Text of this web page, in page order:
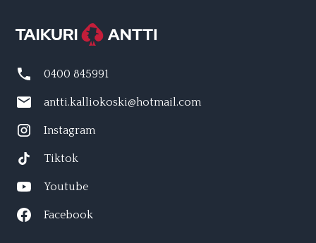
0400 845991
antti.kalliokoski@hotmail.com
Instagram
Tiktok
Youtube
Facebook